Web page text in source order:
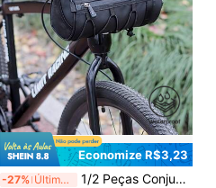
Economize R$3,23
-27% Últimos 2 dias 1/2 Peças Conjunto de Bolsa Ajustável e À Prova d'Água para Guidão de Bicicleta + Tira de Fixação, Bolsa Cilíndrica Pendurada na Frente da Bicicleta, Evita Escorregamento da Bolsa ou Perda de Itens, Adequado para Mountain Bike, Ciclismo de Estrada, Transporte, Atividades ao Ar Livre e Uso Diário